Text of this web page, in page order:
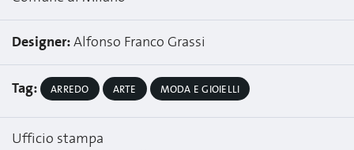
Designer: Alfonso Franco Grassi
Tag: ARREDO ARTE MODA E GIOIELLI
Ufficio stampa